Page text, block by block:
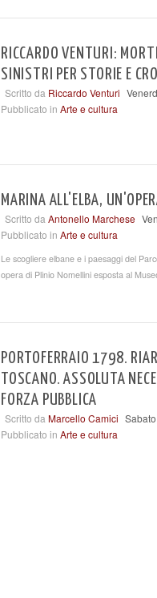
RICCARDO VENTURI:
SINISTRI PER STORIE E
Scritto da Riccardo Venturi
Pubblicato in Arte e cultura
MARINA ALL'ELBA,
Scritto da Antonello Marchese
Pubblicato in Arte e cultura
Le scogliere elbane e i paesaggi del
opera di Plinio Nomellini esposta al
PORTOFERRAIO 1798.
TOSCANO. ASSOLUTA
FORZA PUBBLICA
Scritto da Marcello Camici
Pubblicato in Arte e cultura